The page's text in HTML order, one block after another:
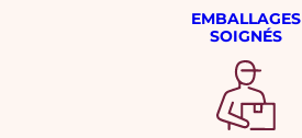
EMBALLAGES
SOIGNÉS